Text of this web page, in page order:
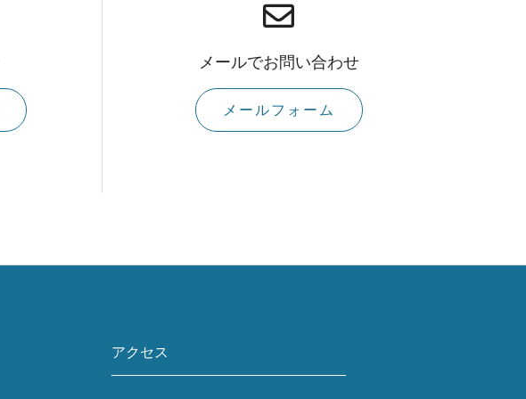
メールでお問い合わせ
メールフォーム
アクセス